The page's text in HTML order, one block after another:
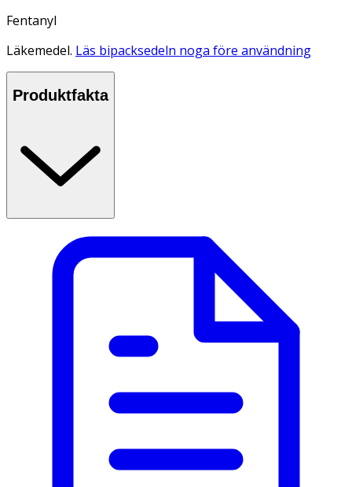
Fentanyl
Läkemedel. Läs bipacksedeln noga före användning
Produktfakta